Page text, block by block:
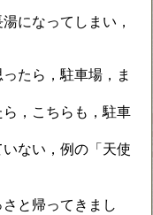
になってしまい，
たら，駐車場，ま
，こちらも，駐車
ない，例の「天使
と帰ってきまし